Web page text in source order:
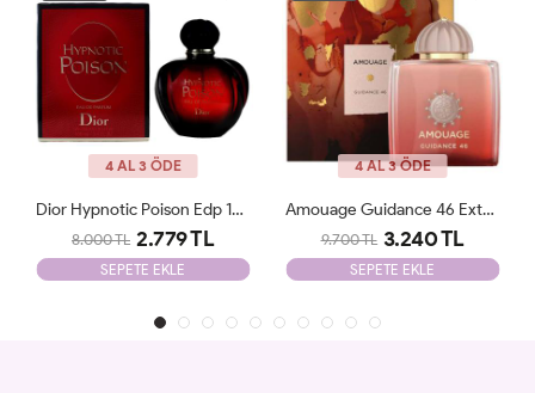
4 AL 3 ÖDE
Amouage Guidance 46 Extrait De Parfum JLT
9.700 TL 3.240 TL
SEPETE EKLE
4 AL 3 ÖDE
Parfums De Marly Delina EDP 75 Ml JLT
8.700 TL 2.500 TL
SEPETE EKLE